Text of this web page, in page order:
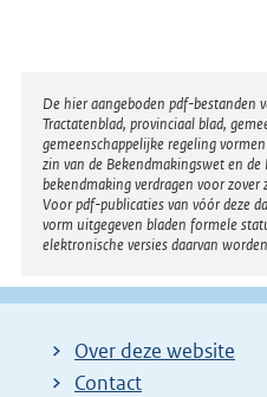
Disclaimer
De hier aangeboden pdf-bestanden
Tractatenblad, provinciaal blad,
gemeenschappelijke regeling
zin van de Bekendmakingswet en
bekendmaking verdragen voor
Voor pdf-publicaties van vóór deze
vorm uitgegeven bladen formele
elektronische versies daarvan
Over deze website
Contact